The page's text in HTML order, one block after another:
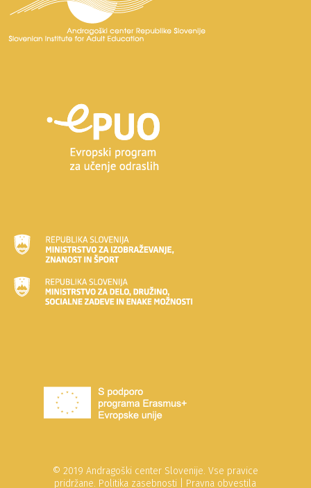
© 2019 Andragoški center Slovenije. Vse pravice
pridržane. Politika zasebnosti Pravna obvestila